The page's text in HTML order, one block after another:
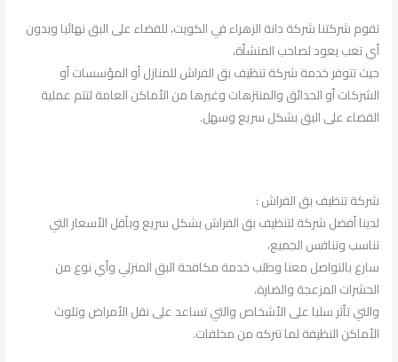
تقوم شركتنا شركة دانة الزهراء في الكويت، للقضاء على البق نهائيا وبدون
أي تعب يعود لصاحب المنشأة،
حيث تتوفر خدمة شركة تنظيف بق الفراش للمنازل أو المؤسسات أو
الشركات أو الحدائق والمنتزهات وغيرها من الأماكن العامة لتتم عملية
القضاء على البق بشكل سريع وسهل.
شركة تنظيف بق الفراش :
لدينا أفضل شركة لتنظيف بق الفراش بشكل سريع وبأقل الأسعار التي
تناسب وتنافس الجميع،
سارع بالتواصل معنا وطلب خدمة مكافحة البق المنزلي وأي نوع من
الحشرات المزعجة والضارة،
والتي تأثر سلبا على الأشخاص والتي تساعد على نقل الأمراض وتلوث
الأماكن النظيفة لما تتركه من مخلفات.